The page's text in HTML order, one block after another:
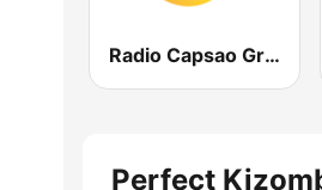
Radio Capsao Grande Lisboa
Perfect